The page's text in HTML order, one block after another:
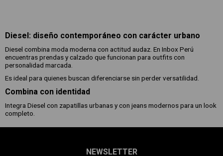
Diesel: diseño contemporáneo con carácter urbano
Diesel combina moda moderna con actitud audaz. En Inbox Perú
encuentras prendas y calzado que funcionan para outfits con
personalidad marcada.
Es ideal para quienes buscan diferenciarse sin perder versatilidad.
Combina con identidad
Integra Diesel con zapatillas urbanas y con jeans modernos para un look
completo.
NEWSLETTER